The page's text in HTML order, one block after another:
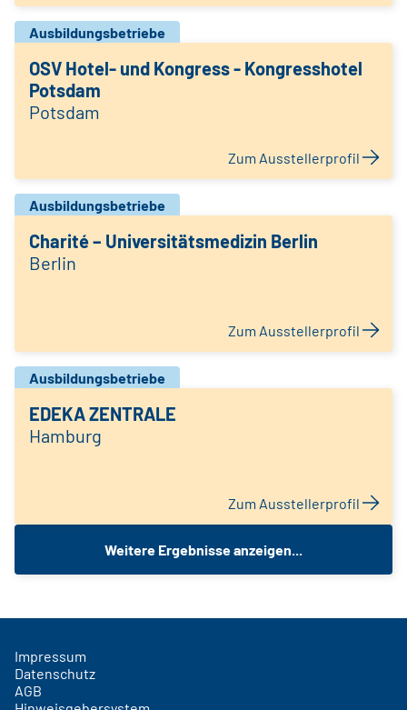
Ausbildungsbetriebe
OSV Hotel- und Kongress - Kongresshotel
Potsdam
Potsdam
Zum Ausstellerprofil
Ausbildungsbetriebe
Charité – Universitätsmedizin Berlin
Berlin
Zum Ausstellerprofil
Ausbildungsbetriebe
EDEKA ZENTRALE
Hamburg
Zum Ausstellerprofil
Weitere Ergebnisse anzeigen...
Impressum
Datenschutz
AGB